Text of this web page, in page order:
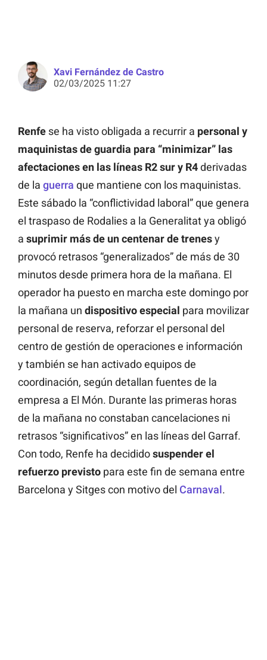
Xavi Fernández de Castro
02/03/2025 11:27
Renfe se ha visto obligada a recurrir a personal y
maquinistas de guardia para “minimizar” las
afectaciones en las líneas R2 sur y R4derivadas
de la guerra que mantiene con los maquinistas.
Este sábado la “conflictividad laboral” que genera
el traspaso de Rodalies a la Generalitat ya obligó
a suprimir más de un centenar de trenesy
provocó retrasos “generalizados” de más de 30
minutos desde primera hora de la mañana. El
operador ha puesto en marcha este domingo por
la mañana un dispositivo especial para movilizar
personal de reserva, reforzar el personal del
centro de gestión de operaciones e información
y también se han activado equipos de
coordinación, según detallan fuentes de la
empresa a El Món. Durante las primeras horas
de la mañana no constaban cancelaciones ni
retrasos “significativos” en las líneas del Garraf.
Con todo, Renfe ha decididosuspender el
refuerzo previsto para este fin de semana entre
Barcelona y Sitges con motivo del Carnaval.